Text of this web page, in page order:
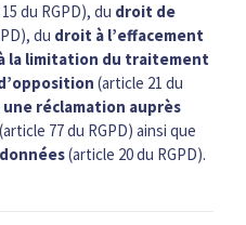
du RGPD), du droit de
du droit à l’effacement
la limitation du traitement
(article 21 du
réclamation auprès
(article 77 du RGPD) ainsi que
(article 20 du RGPD).